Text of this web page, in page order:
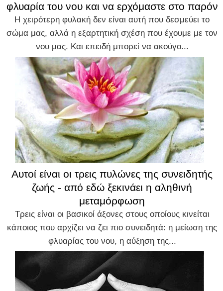
φλυαρία του νου και να ερχόμαστε στο παρόν
Η χειρότερη φυλακή δεν είναι αυτή που δεσμεύει το
σώμα μας, αλλά η εξαρτητική σχέση που έχουμε με τον
νου μας. Και επειδή μπορεί να ακούγο...
Αυτοί είναι οι τρεις πυλώνες της συνειδητής
ζωής - από εδώ ξεκινάει η αληθινή
μεταμόρφωση
Τρεις είναι οι βασικοί άξονες στους οποίους κινείται
κάποιος που αρχίζει να ζει πιο συνειδητά: η μείωση της
φλυαρίας του νου, η αύξηση της...